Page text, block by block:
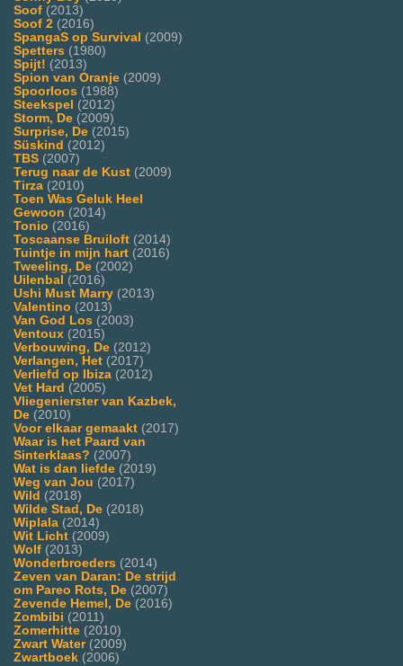
Soof (2013)
Soof 2 (2016)
SpangaS op Survival (2009)
Spetters (1980)
Spijt! (2013)
Spion van Oranje (2009)
Spoorloos (1988)
Steekspel (2012)
Storm, De (2009)
Surprise, De (2015)
Süskind (2012)
TBS (2007)
Terug naar de Kust (2009)
Tirza (2010)
Toen Was Geluk Heel
Gewoon (2014)
Tonio (2016)
Toscaanse Bruiloft (2014)
Tuintje in mijn hart (2016)
Tweeling, De (2002)
Uilenbal (2016)
Ushi Must Marry (2013)
Valentino (2013)
Van God Los (2003)
Ventoux (2015)
Verbouwing, De (2012)
Verlangen, Het (2017)
Verliefd op Ibiza (2012)
Vet Hard (2005)
Vliegenierster van Kazbek,
De (2010)
Voor elkaar gemaakt (2017)
Waar is het Paard van
Sinterklaas? (2007)
Wat is dan liefde (2019)
Weg van Jou (2017)
Wild (2018)
Wilde Stad, De (2018)
Wiplala (2014)
Wit Licht (2009)
Wolf (2013)
Wonderbroeders (2014)
Zeven van Daran: De strijd
om Pareo Rots, De (2007)
Zevende Hemel, De (2016)
Zombibi (2011)
Zomerhitte (2010)
Zwart Water(2009)
Zwartboek (2006)